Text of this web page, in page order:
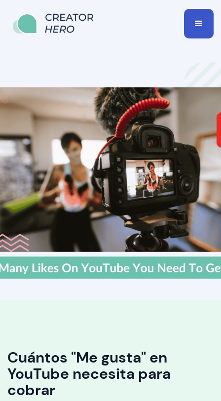
Cuántos "Me gusta" en
YouTube necesita para
cobrar